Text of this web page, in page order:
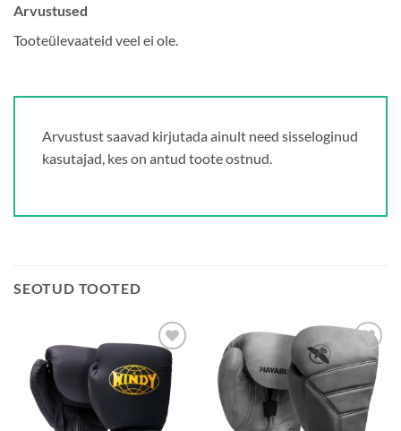
Arvustused
Tooteülevaateid veel ei ole.
Arvustust saavad kirjutada ainult need sisseloginud
kasutajad, kes on antud toote ostnud.
SEOTUD TOOTED
Add to
wishlist
Add to
wishlist